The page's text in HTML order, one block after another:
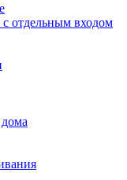
отдельным входом